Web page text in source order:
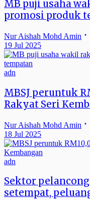
MB puji usaha
promosi produk
Nur Aishah Mohd Amin
19 Jul 2025
adn
MBSJ peruntuk
Rakyat Seri
Nur Aishah Mohd Amin
18 Jul 2025
adn
Sektor
setempat,